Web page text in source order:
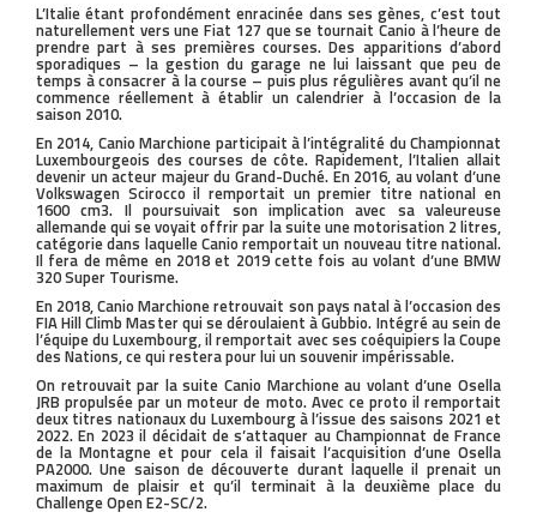
L’Italie étant profondément enracinée dans ses gènes, c’est tout
naturellement vers une Fiat 127 que se tournait Canio à l’heure de
prendre part à ses premières courses. Des apparitions d’abord
sporadiques – la gestion du garage ne lui laissant que peu de
temps à consacrer à la course – puis plus régulières avant qu’il ne
commence réellement à établir un calendrier à l’occasion de la
saison 2010.
En 2014, Canio Marchione participait à l’intégralité du Championnat
Luxembourgeois des courses de côte. Rapidement, l’Italien allait
devenir un acteur majeur du Grand-Duché. En 2016, au volant d’une
Volkswagen Scirocco il remportait un premier titre national en
1600 cm3. Il poursuivait son implication avec sa valeureuse
allemande qui se voyait offrir par la suite une motorisation 2 litres,
catégorie dans laquelle Canio remportait un nouveau titre national.
Il fera de même en 2018 et 2019 cette fois au volant d’une BMW
320 Super Tourisme.
En 2018, Canio Marchione retrouvait son pays natal à l’occasion des
FIA Hill Climb Master qui se déroulaient à Gubbio. Intégré au sein de
l’équipe du Luxembourg, il remportait avec ses coéquipiers la Coupe
des Nations, ce qui restera pour lui un souvenir impérissable.
On retrouvait par la suite Canio Marchione au volant d’une Osella
JRB propulsée par un moteur de moto. Avec ce proto il remportait
deux titres nationaux du Luxembourg à l’issue des saisons 2021 et
2022. En 2023 il décidait de s’attaquer au Championnat de France
de la Montagne et pour cela il faisait l’acquisition d’une Osella
PA2000. Une saison de découverte durant laquelle il prenait un
maximum de plaisir et qu’il terminait à la deuxième place du
Challenge Open E2-SC/2.